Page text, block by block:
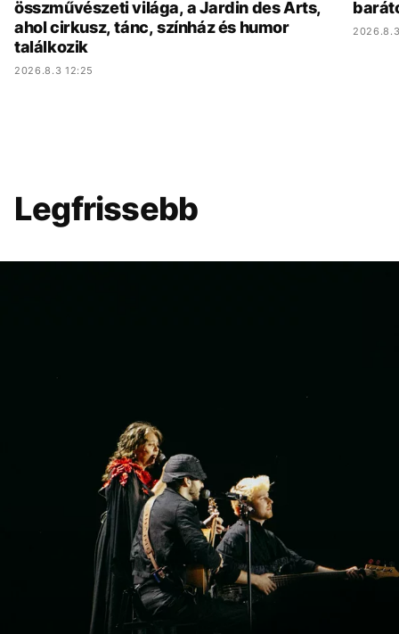
összművészeti világa, a Jardin des Arts,
ahol cirkusz, tánc, színház és humor
találkozik
2026.8.3 12:25
Legfrissebb